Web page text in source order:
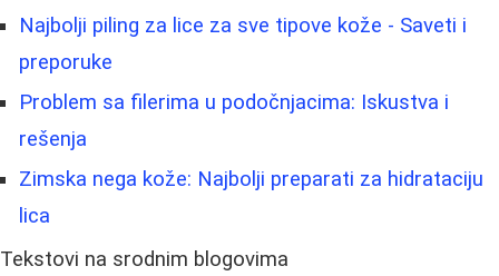
Najbolji piling za lice za sve tipove kože - Saveti i
preporuke
Problem sa filerima u podočnjacima: Iskustva i
rešenja
Zimska nega kože: Najbolji preparati za hidrataciju
lica
Tekstovi na srodnim blogovima